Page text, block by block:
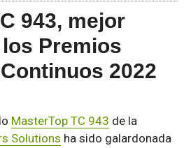
943, mejor
Premios
2022
MasterTop TC 943 de la
Solutions ha sido galardonada